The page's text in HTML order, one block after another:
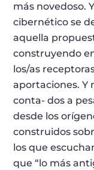
más novedoso.
cibernético se
aquella
construyendo
los/as
aportaciones. Y
conta- dos a
desde los
construidos
los que
que “lo más